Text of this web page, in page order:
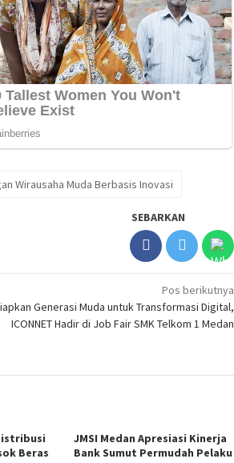
Wirausaha Muda Berbasis Inovasi
SEBARKAN
Pos berikutnya
Generasi Muda untuk Transformasi Digital,
ICONNET Hadir di Job Fair SMK Telkom 1 Medan
Beras
JMSI Medan Apresiasi Kinerja
Bank Sumut Permudah Pelaku